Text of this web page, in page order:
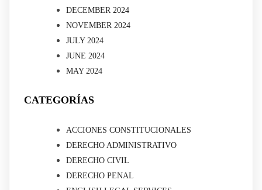
DECEMBER 2024
NOVEMBER 2024
JULY 2024
JUNE 2024
MAY 2024
CATEGORÍAS
ACCIONES CONSTITUCIONALES
DERECHO ADMINISTRATIVO
DERECHO CIVIL
DERECHO PENAL